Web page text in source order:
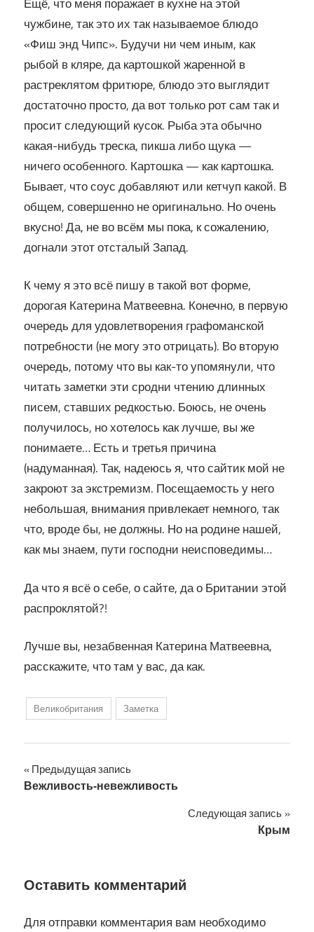
чужбине, так это их так называемое блюдо
«Фиш энд Чипс». Будучи ни чем иным, как
рыбой в кляре, да картошкой жаренной в
растреклятом фритюре, блюдо это выглядит
достаточно просто, да вот только рот сам так и
просит следующий кусок. Рыба эта обычно
какая-нибудь треска, пикша либо щука —
ничего особенного. Картошка — как картошка.
Бывает, что соус добавляют или кетчуп какой. В
общем, совершенно не оригинально. Но очень
вкусно! Да, не во всём мы пока, к сожалению,
догнали этот отсталый Запад.
К чему я это всё пишу в такой вот форме,
дорогая Катерина Матвеевна. Конечно, в первую
очередь для удовлетворения графоманской
потребности (не могу это отрицать). Во вторую
очередь, потому что вы как-то упомянули, что
читать заметки эти сродни чтению длинных
писем, ставших редкостью. Боюсь, не очень
получилось, но хотелось как лучше, вы же
понимаете… Есть и третья причина
(надуманная). Так, надеюсь я, что сайтик мой не
закроют за экстремизм. Посещаемость у него
небольшая, внимания привлекает немного, так
что, вроде бы, не должны. Но на родине нашей,
как мы знаем, пути господни неисповедимы…
Да что я всё о себе, о сайте, да о Британии этой
распроклятой?!
Лучше вы, незабвенная Катерина Матвеевна,
расскажите, что там у вас, да как.
Великобритания Заметка
Навигация
Предыдущая запись
Вежливость-невежливость
Следующая запись
Крым
Оставить комментарий
Для отправки комментария вам необходимо